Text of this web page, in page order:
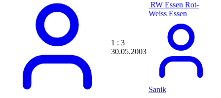
Brannne
Braunschweiger
Break508
Breaker
Bremertorfabrik
brian_b
broken
brommel
BronxX
1 : 3
30.05.2003
RW Essen Rot-
Weiss Essen
Sanik